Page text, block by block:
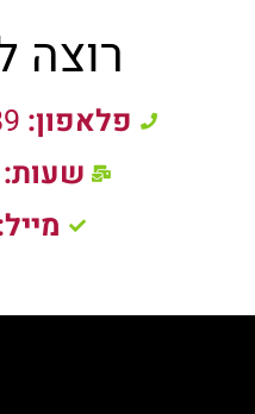
רוצה
פלאפון:
שעות: